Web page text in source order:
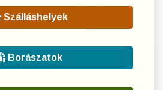
Szálláshelyek
Borászatok